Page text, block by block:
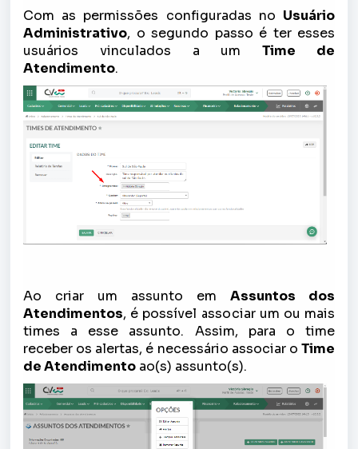
Com as permissões configuradas no Usuário
Administrativo, o segundo passo é ter esses
usuários vinculados a umTime de
Atendimento.
Ao criar um assunto em Assuntos dos
Atendimentos, é possível associar um ou mais
times a esse assunto. Assim, para o time
receber os alertas, é necessário associar o Time
de Atendimento ao(s) assunto(s).